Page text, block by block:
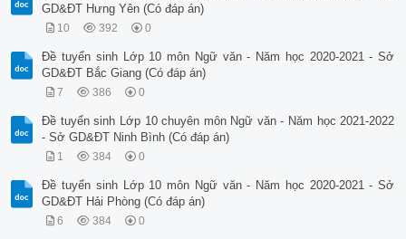
GD&ĐT Hưng Yên (Có đáp án)
10 392 0
Đề tuyển sinh Lớp 10 môn Ngữ văn - Năm học 2020-2021 - Sở
GD&ĐT Bắc Giang (Có đáp án)
7 386 0
Đề tuyển sinh Lớp 10 chuyên môn Ngữ văn - Năm học 2021-2022
- Sở GD&ĐT Ninh Bình (Có đáp án)
1 384 0
Đề tuyển sinh Lớp 10 môn Ngữ văn - Năm học 2020-2021 - Sở
GD&ĐT Hải Phòng (Có đáp án)
6 384 0